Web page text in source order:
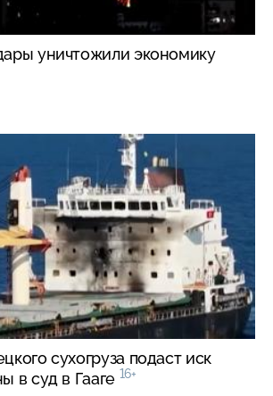
уничтожили экономику
сухогруза подаст иск
в суд в Гааге 16+